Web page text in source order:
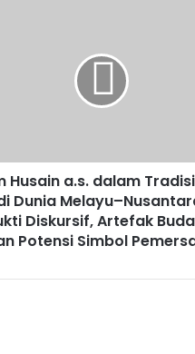
Artefak Budaya,
Husain a.s. dalam
Dunia
Diskursif, Artefak
Potensi Simbol